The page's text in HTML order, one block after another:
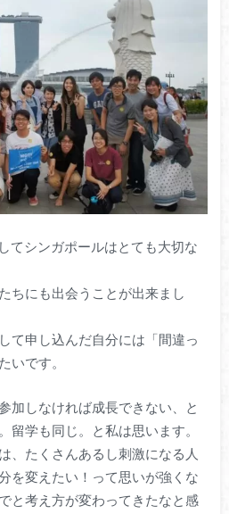
てシンガポールはとても大切な
ちにも出会うことが出来まし
て申し込んだ自分には「間違っ
いです。
加しなければ成長できない、と
留学も同じ。と私は思います。
、たくさんあるし刺激になる人
を変えたい！って思いが強くな
と考え方が変わってきたなと感